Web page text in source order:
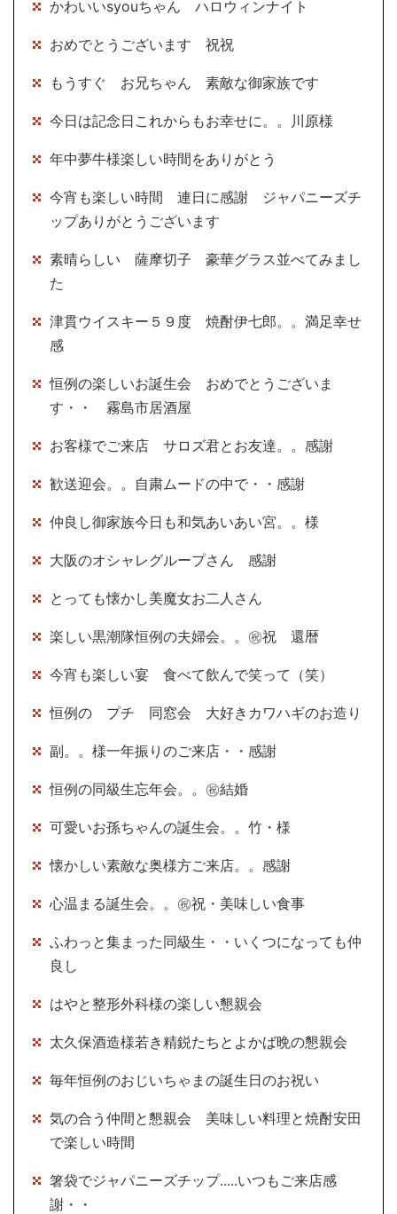
かわいいsyouちゃん ハロウィンナイト
おめでとうございます 祝祝
もうすぐ お兄ちゃん 素敵な御家族です
今日は記念日これからもお幸せに。。川原様
年中夢牛様楽しい時間をありがとう
今宵も楽しい時間 連日に感謝 ジャパニーズチ
ップありがとうございます
素晴らしい 薩摩切子 豪華グラス並べてみまし
た
津貫ウイスキー５９度 焼酎伊七郎。。満足幸せ
感
恒例の楽しいお誕生会 おめでとうございま
す・・ 霧島市居酒屋
お客様でご来店 サロズ君とお友達。。感謝
歓送迎会。。自粛ムードの中で・・感謝
仲良し御家族今日も和気あいあい宮。。様
大阪のオシャレグループさん 感謝
とっても懐かし美魔女お二人さん
楽しい黒潮隊恒例の夫婦会。。㊗祝 還暦
今宵も楽しい宴 食べて飲んで笑って（笑）
恒例の プチ 同窓会 大好きカワハギのお造り
副。。様一年振りのご来店・・感謝
恒例の同級生忘年会。。㊗結婚
可愛いお孫ちゃんの誕生会。。竹・様
懐かしい素敵な奥様方ご来店。。感謝
心温まる誕生会。。㊗祝・美味しい食事
ふわっと集まった同級生・・いくつになっても仲
良し
はやと整形外科様の楽しい懇親会
太久保酒造様若き精鋭たちとよかば晩の懇親会
毎年恒例のおじいちゃまの誕生日のお祝い
気の合う仲間と懇親会 美味しい料理と焼酎安田
で楽しい時間
箸袋でジャパニーズチップ.....いつもご来店感
謝・・